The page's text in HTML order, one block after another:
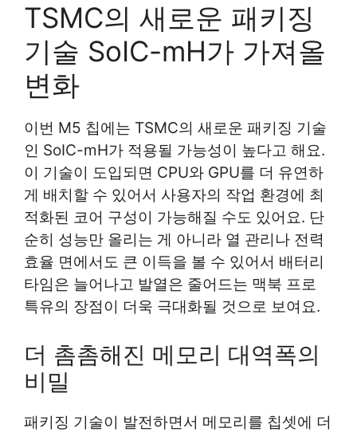
TSMC의 새로운 패키징
기술 SoIC-mH가 가져올
변화
이번 M5 칩에는 TSMC의 새로운 패키징 기술
인 SoIC-mH가 적용될 가능성이 높다고 해요.
이 기술이 도입되면 CPU와 GPU를 더 유연하
게 배치할 수 있어서 사용자의 작업 환경에 최
적화된 코어 구성이 가능해질 수도 있어요. 단
순히 성능만 올리는 게 아니라 열 관리나 전력
효율 면에서도 큰 이득을 볼 수 있어서 배터리
타임은 늘어나고 발열은 줄어드는 맥북 프로
특유의 장점이 더욱 극대화될 것으로 보여요.
더 촘촘해진 메모리 대역폭의
비밀
패키징 기술이 발전하면서 메모리를 칩셋에 더